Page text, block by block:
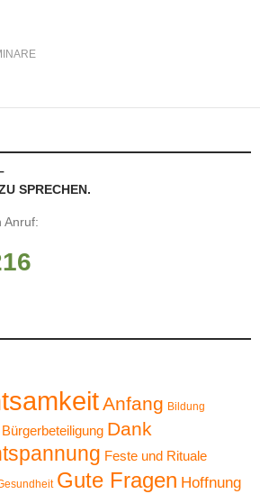
SPRECHEN.
Anruf:
Anfang Bildung
Bürgerbeteiligung Dank
Feste und Rituale
Gute Fragen Hoffnung